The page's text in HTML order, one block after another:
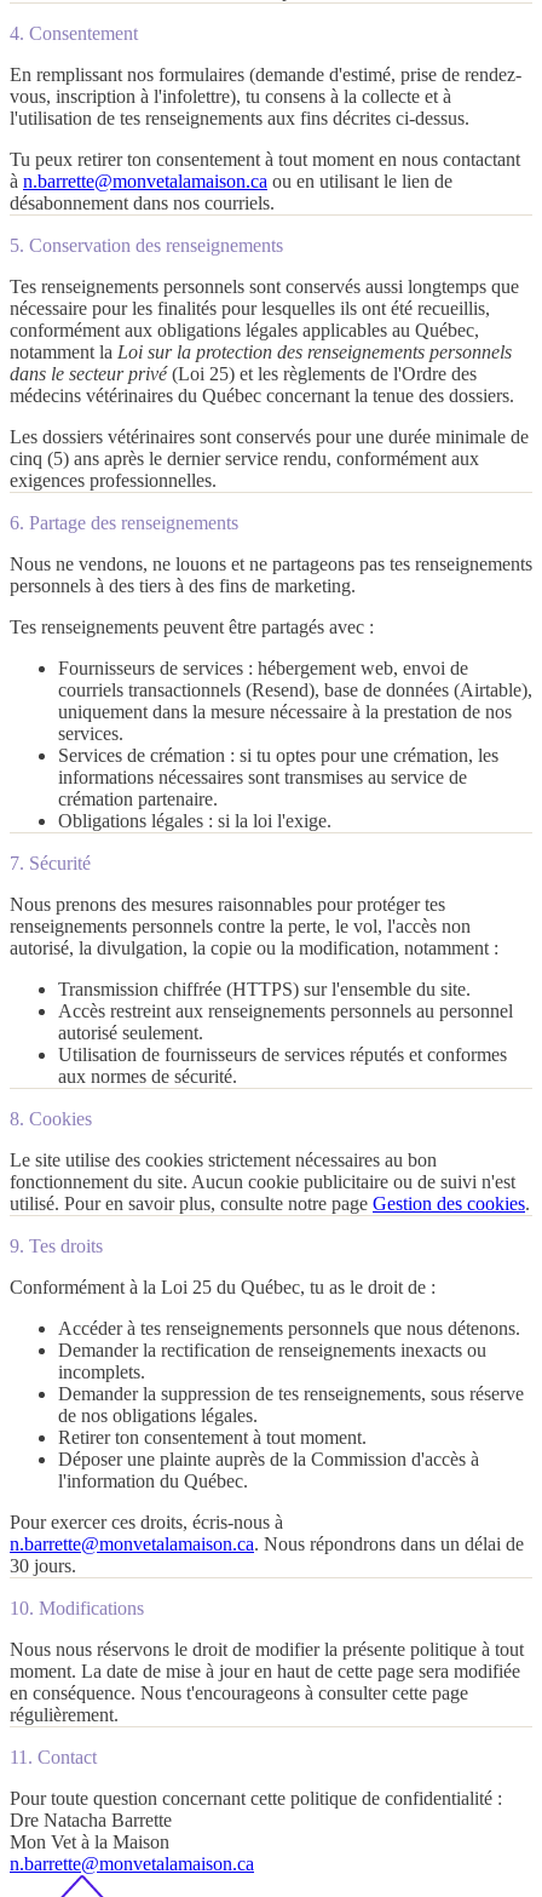
4. Consentement
En remplissant nos formulaires (demande d'estimé, prise de rendez-
vous, inscription à l'infolettre), tu consens à la collecte et à
l'utilisation de tes renseignements aux fins décrites ci-dessus.
Tu peux retirer ton consentement à tout moment en nous contactant
à n.barrette@monvetalamaison.ca ou en utilisant le lien de
désabonnement dans nos courriels.
5. Conservation des renseignements
Tes renseignements personnels sont conservés aussi longtemps que
nécessaire pour les finalités pour lesquelles ils ont été recueillis,
conformément aux obligations légales applicables au Québec,
notamment la Loi sur la protection des renseignements personnels
dans le secteur privé (Loi 25) et les règlements de l'Ordre des
médecins vétérinaires du Québec concernant la tenue des dossiers.
Les dossiers vétérinaires sont conservés pour une durée minimale de
cinq (5) ans après le dernier service rendu, conformément aux
exigences professionnelles.
6. Partage des renseignements
Nous ne vendons, ne louons et ne partageons pas tes renseignements
personnels à des tiers à des fins de marketing.
Tes renseignements peuvent être partagés avec :
Fournisseurs de services : hébergement web, envoi de
courriels transactionnels (Resend), base de données (Airtable),
uniquement dans la mesure nécessaire à la prestation de nos
services.
Services de crémation : si tu optes pour une crémation, les
informations nécessaires sont transmises au service de
crémation partenaire.
Obligations légales : si la loi l'exige.
7. Sécurité
Nous prenons des mesures raisonnables pour protéger tes
renseignements personnels contre la perte, le vol, l'accès non
autorisé, la divulgation, la copie ou la modification, notamment :
Transmission chiffrée (HTTPS) sur l'ensemble du site.
Accès restreint aux renseignements personnels au personnel
autorisé seulement.
Utilisation de fournisseurs de services réputés et conformes
aux normes de sécurité.
8. Cookies
Le site utilise des cookies strictement nécessaires au bon
fonctionnement du site. Aucun cookie publicitaire ou de suivi n'est
utilisé. Pour en savoir plus, consulte notre page Gestion des cookies.
9. Tes droits
Conformément à la Loi 25 du Québec, tu as le droit de :
Accéder à tes renseignements personnels que nous détenons.
Demander la rectification de renseignements inexacts ou
incomplets.
Demander la suppression de tes renseignements, sous réserve
de nos obligations légales.
Retirer ton consentement à tout moment.
Déposer une plainte auprès de la Commission d'accès à
l'information du Québec.
Pour exercer ces droits, écris-nous à
n.barrette@monvetalamaison.ca. Nous répondrons dans un délai de
30 jours.
10. Modifications
Nous nous réservons le droit de modifier la présente politique à tout
moment. La date de mise à jour en haut de cette page sera modifiée
en conséquence. Nous t'encourageons à consulter cette page
régulièrement.
11. Contact
Pour toute question concernant cette politique de confidentialité :
Dre Natacha Barrette
Mon Vet à la Maison
n.barrette@monvetalamaison.ca